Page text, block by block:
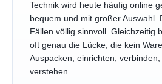
Technik wird heute häufig online
bequem und mit großer Auswahl.
Fällen völlig sinnvoll. Gleichzeitig
oft genau die Lücke, die kein
Auspacken, einrichten,
verstehen.